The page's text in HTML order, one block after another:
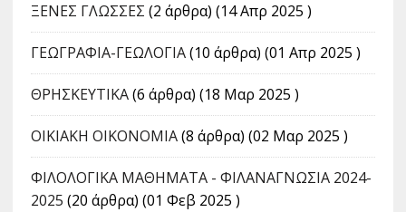
ΞΕΝΕΣ ΓΛΩΣΣΕΣ (2 άρθρα) (14 Απρ 2025 )
ΓΕΩΓΡΑΦΙΑ-ΓΕΩΛΟΓΙΑ(10 άρθρα) (01 Απρ 2025 )
ΘΡΗΣΚΕΥΤΙΚΑ(6 άρθρα) (18 Μαρ 2025 )
ΟΙΚΙΑΚΗ ΟΙΚΟΝΟΜΙΑ(8 άρθρα) (02 Μαρ 2025 )
ΦΙΛΟΛΟΓΙΚΑ ΜΑΘΗΜΑΤΑ - ΦΙΛΑΝΑΓΝΩΣΙΑ 2024-
2025 (20 άρθρα) (01 Φεβ 2025 )